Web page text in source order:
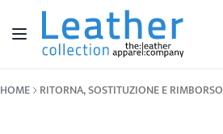
Salta al contenuto
Toggle Nav
HOME RITORNA, SOSTITUZIONE E RIMBORSO